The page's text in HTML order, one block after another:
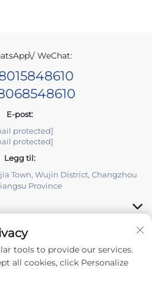
WeChat:
E-post:
protected]
protected]
Legg til:
Town, Wujin District, Changzhou
Province
tools to provide our services.
all cookies, click Personalize